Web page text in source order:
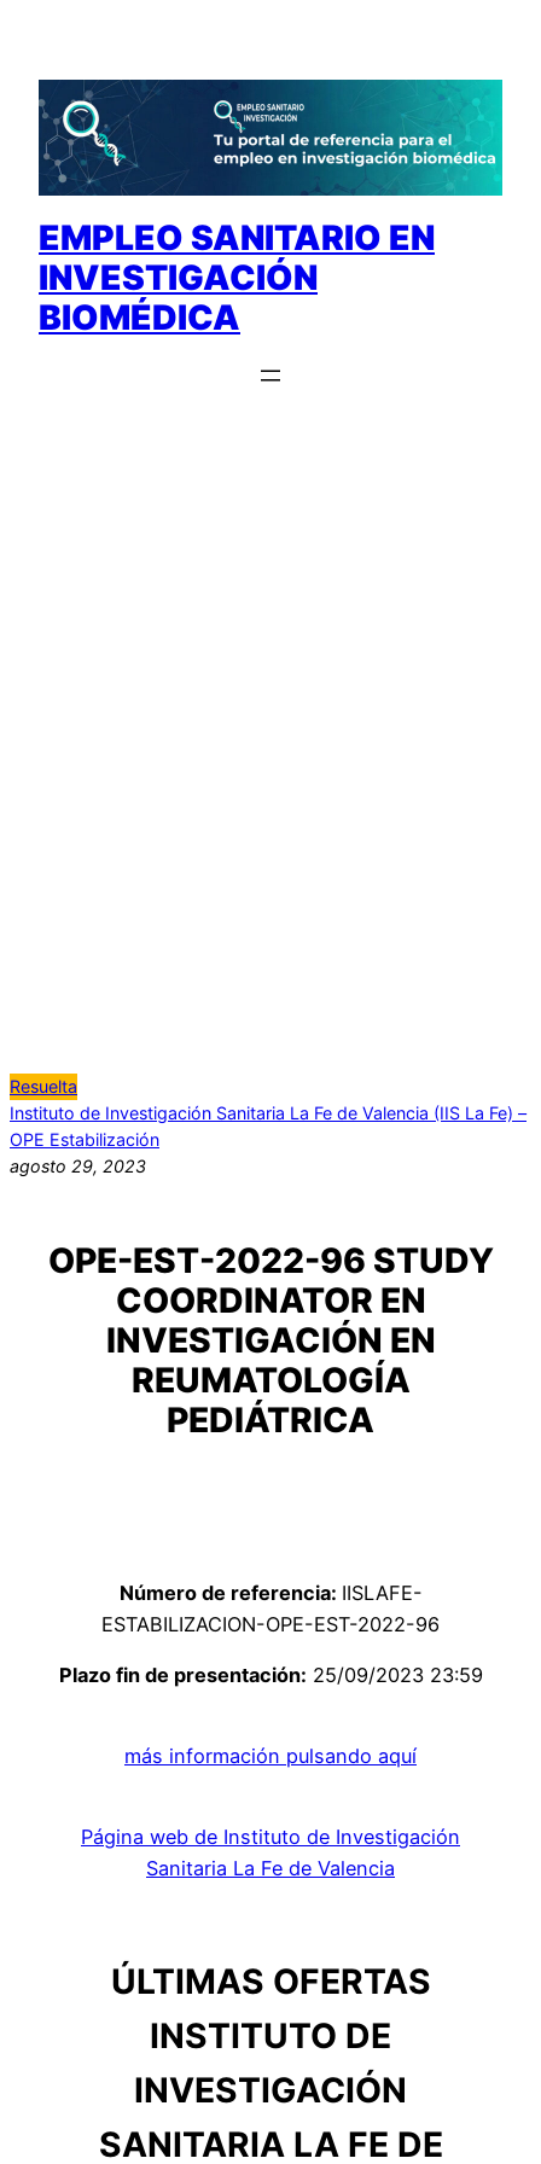
contenido
EMPLEO SANITARIO EN
INVESTIGACIÓN
BIOMÉDICA
Resuelta
Instituto de Investigación Sanitaria La Fe de Valencia (IIS La Fe) –
OPE Estabilización
agosto 29, 2023
OPE-EST-2022-96 STUDY
COORDINATOR EN
INVESTIGACIÓN EN
REUMATOLOGÍA
PEDIÁTRICA
Número de referencia: IISLAFE-
ESTABILIZACION-OPE-EST-2022-96
Plazo fin de presentación: 25/09/2023 23:59
más información pulsando aquí
Página web de Instituto de Investigación
Sanitaria La Fe de Valencia
ÚLTIMAS OFERTAS
INSTITUTO DE
INVESTIGACIÓN
SANITARIA LA FE DE